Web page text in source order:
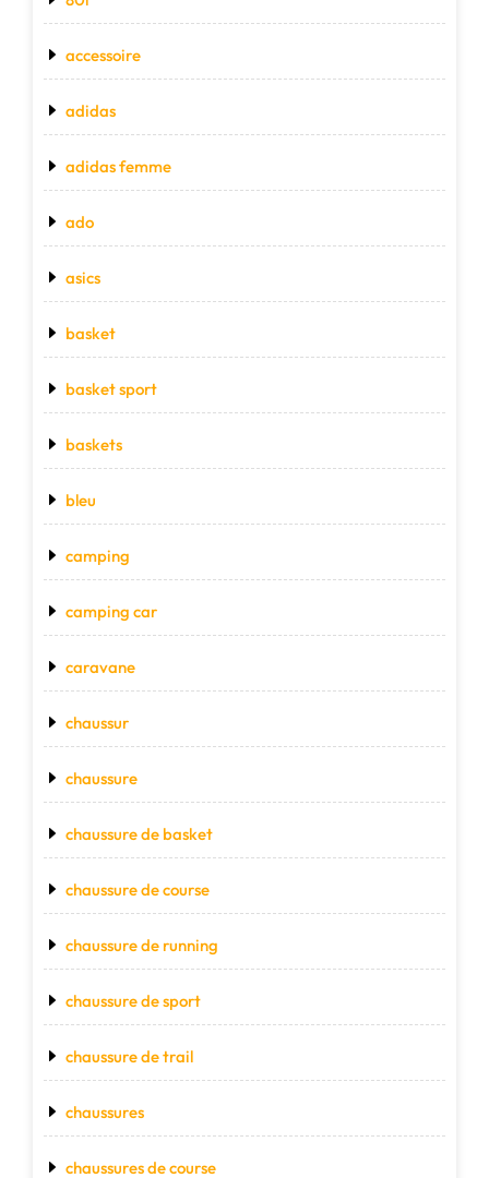
accessoire
adidas
adidas femme
ado
asics
basket
basket sport
baskets
bleu
camping
camping car
caravane
chaussur
chaussure
chaussure de basket
chaussure de course
chaussure de running
chaussure de sport
chaussure de trail
chaussures
chaussures de course